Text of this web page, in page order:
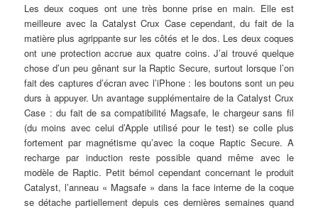
Les deux coques ont une très bonne prise en main. Elle est
meilleure avec la Catalyst Crux Case cependant, du fait de la
matière plus agrippante sur les côtés et le dos. Les deux coques
ont une protection accrue aux quatre coins. J’ai trouvé quelque
chose d’un peu gênant sur la Raptic Secure, surtout lorsque l’on
fait des captures d’écran avec l’iPhone : les boutons sont un peu
durs à appuyer. Un avantage supplémentaire de la Catalyst Crux
Case : du fait de sa compatibilité Magsafe, le chargeur sans fil
(du moins avec celui d’Apple utilisé pour le test) se colle plus
fortement par magnétisme qu’avec la coque Raptic Secure. A
recharge par induction reste possible quand même avec le
modèle de Raptic. Petit bémol cependant concernant le produit
Catalyst, l’anneau « Magsafe » dans la face interne de la coque
se détache partiellement depuis ces dernières semaines quand